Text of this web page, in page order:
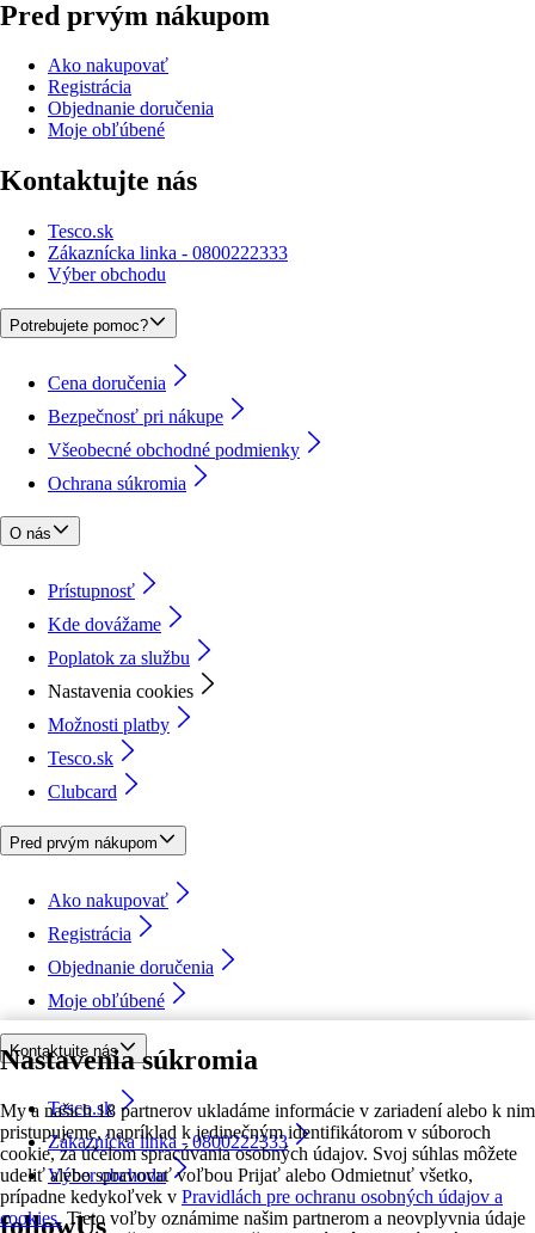
Nastavenia súkromia
My a našich 18 partnerov ukladáme informácie v zariadení alebo k nim
pristupujeme, napríklad k jedinečným identifikátorom v súboroch
cookie, za účelom spracúvania osobných údajov. Svoj súhlas môžete
udeliť alebo spravovať voľbou Prijať alebo Odmietnuť všetko,
prípadne kedykoľvek v Pravidlách pre ochranu osobných údajov a
cookies. Tieto voľby oznámime našim partnerom a neovplyvnia údaje
Pred prvým nákupom
Ako nakupovať
Registrácia
Objednanie doručenia
Moje obľúbené
Kontaktujte nás
Tesco.sk
Zákaznícka linka - 0800222333
Výber obchodu
Potrebujete pomoc?
Cena doručenia
Bezpečnosť pri nákupe
Všeobecné obchodné podmienky
Ochrana súkromia
O nás
Prístupnosť
Kde dovážame
Poplatok za službu
Nastavenia cookies
Možnosti platby
Tesco.sk
Clubcard
Pred prvým nákupom
Ako nakupovať
Registrácia
Objednanie doručenia
Moje obľúbené
Kontaktujte nás
Tesco.sk
Zákaznícka linka - 0800222333
Výber obchodu
followUs